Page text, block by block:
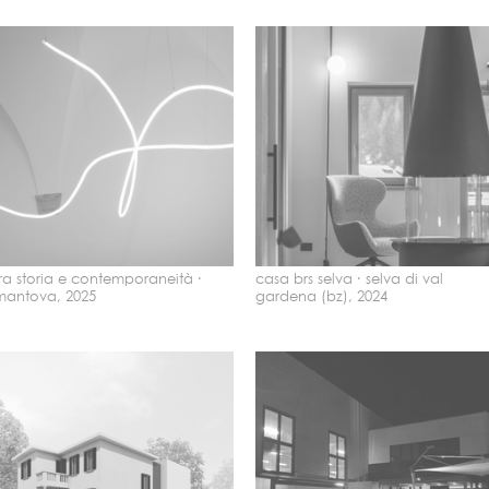
storia e contemporaneità ·
2025
casa brs selva · selva di val
gardena (bz), 2024